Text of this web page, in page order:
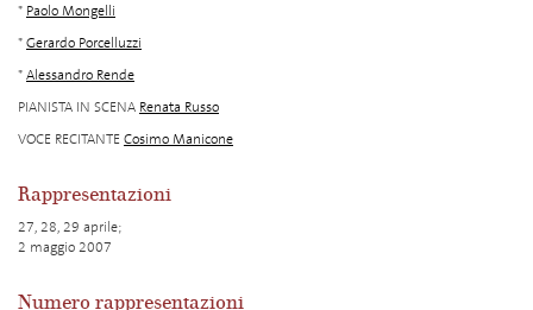
* Paolo Mongelli
*Gerardo Porcelluzzi
*Alessandro Rende
PIANISTA IN SCENA Renata Russo
VOCE RECITANTECosimo Manicone
Rappresentazioni
27, 28, 29 aprile;
2 maggio 2007
Numero rappresentazioni